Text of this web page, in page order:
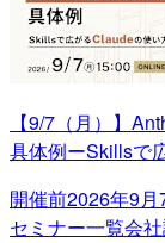
【9/7（月）】
具体例ーSkillsで
開催前2026年9月
セミナー一覧会